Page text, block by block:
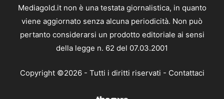
Mediagold.it non è una testata giornalistica, in quanto
viene aggiornato senza alcuna periodicità. Non può
pertanto considerarsi un prodotto editoriale ai sensi
della legge n. 62 del 07.03.2001
Copyright ©2026 - Tutti i diritti riservati - Contattaci